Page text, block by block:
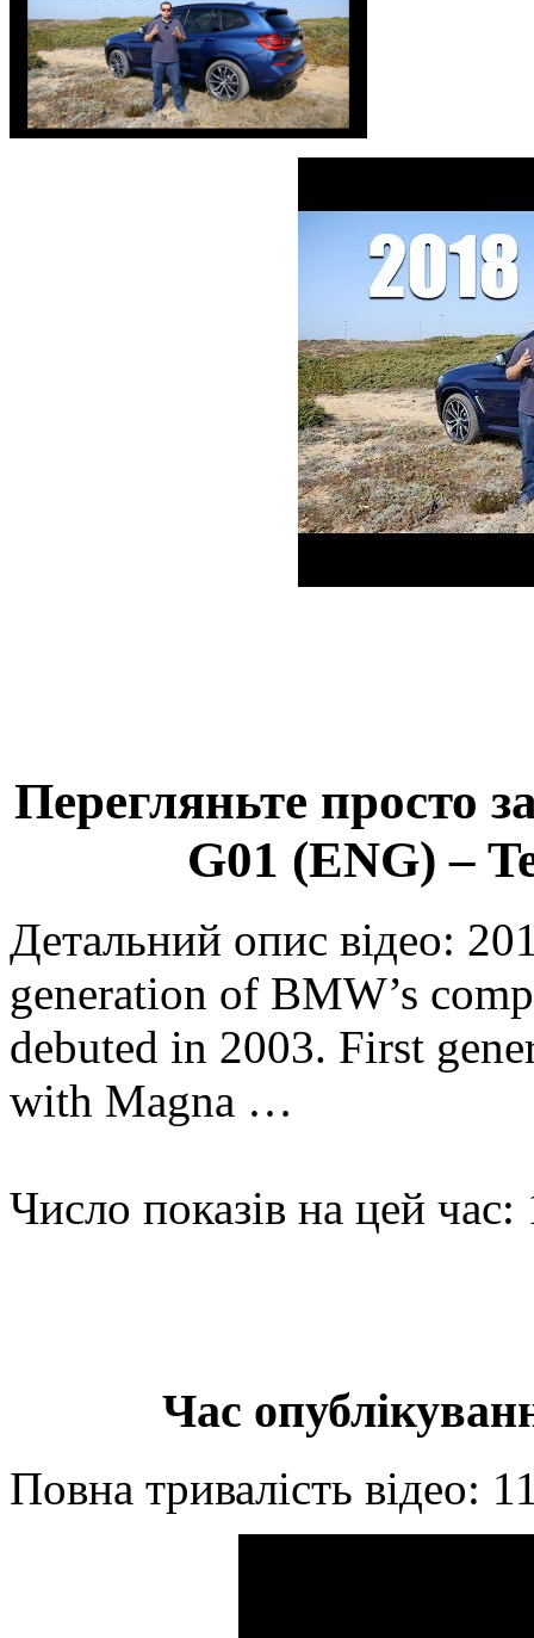
Перегляньте просто
G01 (ENG) –
Детальний опис відео:
generation of BMW’s
debuted in 2003. First
with Magna …
Число показів на цей час:
Час
Повна тривалість відео: